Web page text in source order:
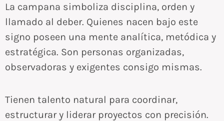
La campana simboliza disciplina, orden y
llamado al deber. Quienes nacen bajo este
signo poseen una mente analítica, metódica y
estratégica. Son personas organizadas,
observadoras y exigentes consigo mismas.
Tienen talento natural para coordinar,
estructurar y liderar proyectos con precisión.